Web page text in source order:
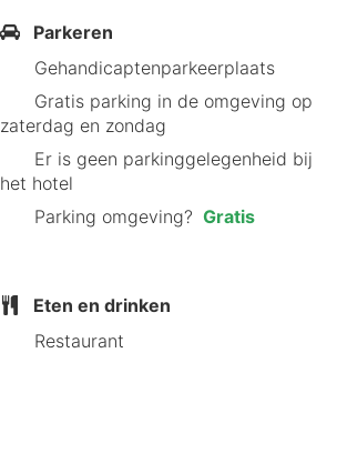
Comfortabele kamers
Moderne badkamers
Fitnessruimte
Vergaderruimte
Parkeergelegenheid
Restaurant B&B HOME
keuken. Of je nu zin hebt in een
Waarom onze
Parkeren
Gehandicaptenparkeerplaats
zaterdag en zondag
het hotel
Parking omgeving? Gratis
Eten en drinken
Restaurant